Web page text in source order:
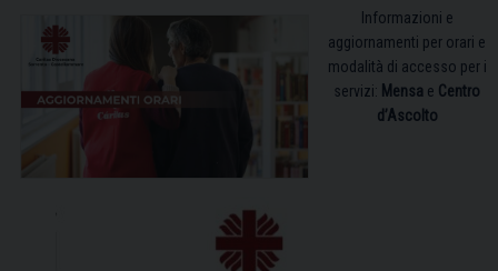
Informazioni e
aggiornamenti per orari e
modalità di accesso per i
servizi: Mensa e Centro
d’Ascolto